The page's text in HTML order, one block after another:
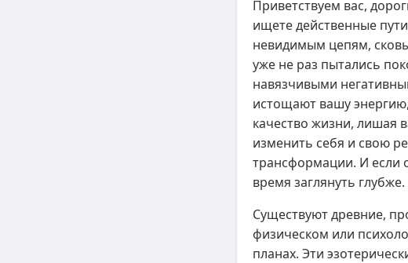
Приветствуем вас,
ищете действенные
невидимым цепям,
уже не раз пытались
навязчивыми
истощают вашу
качество жизни, лишая
изменить себя и свою
трансформации. И если
время заглянуть глубже.
Существуют древние,
физическом или
планах. Эти